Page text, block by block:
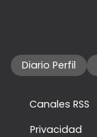
Diario Perfil
Canales RSS
Privacidad